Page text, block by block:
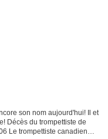
son nom aujourd'hui! Il et
Décès du trompettiste de
Le trompettiste canadien